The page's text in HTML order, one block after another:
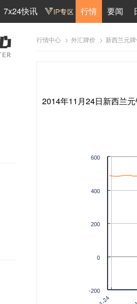
7x24快讯 行情 要闻
行情中心 > 外汇牌价 > 新西兰元
2014年11月24日新西兰
0
200
400
600
-200